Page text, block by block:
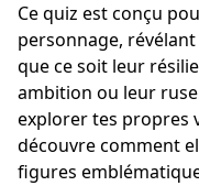
Ce quiz est conçu
personnage,
que ce soit leur
ambition ou leur
explorer tes propres
découvre comment
figures